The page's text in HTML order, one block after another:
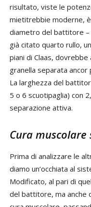
risultato, viste le
mietitrebbie moderne,
diametro del battitore –
già citato quarto rullo,
piani di Claas,
granella separata ancor
La larghezza del
5 o 6 scuotipaglia) con
separazione attiva.
Cura
Prima di analizzare le
diamo un’occhiata al
Modificato, al pari di
del battitore, ma anche